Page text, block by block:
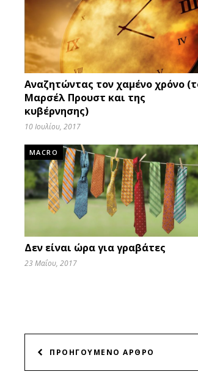
Αναζητώντας τον χαμένο χρόνο
Μαρσέλ Προυστ και της
κυβέρνησης)
10 Ιουλίου, 2017
MACRO
Δεν είναι ώρα για γραβάτες
23 Μαΐου, 2017
ΑΡΘΡΩΝ
ΠΡΟΗΓΟΥΜΕΝΟ ΑΡΘΡΟ